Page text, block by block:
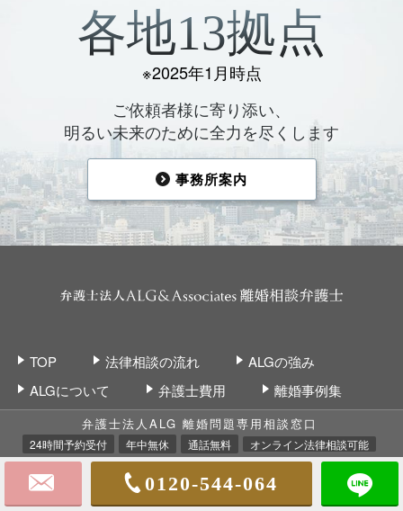
各地13拠点
※2025年1月時点
ご依頼者様に寄り添い、
明るい未来のために全力を尽くします
事務所案内
TOP 法律相談の流れ
ALGの強み
ALGについて
弁護士費用
離婚事例集
お客様の声
事務所案内
弁護士法人ALG 離婚問題専用相談窓口
24時間予約受付 年中無休 通話無料 オンライン法律相談可能
0120-544-064